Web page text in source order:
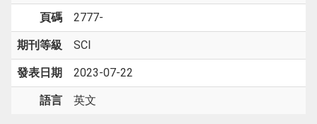
頁碼 2777-
期刊等級 SCI
發表日期 2023-07-22
語言 英文